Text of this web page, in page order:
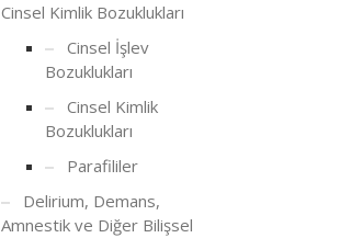
Cinsel Kimlik Bozuklukları
Cinsel İşlev
Bozuklukları
Cinsel Kimlik
Bozuklukları
Parafililer
Delirium, Demans,
Amnestik ve Diğer Bilişsel